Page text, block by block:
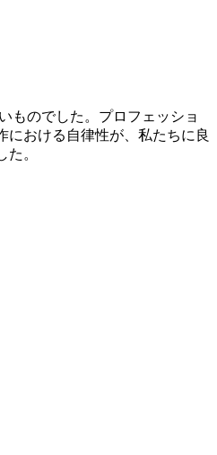
ものでした。プロフェッショ
における自律性が、私たちに良
。